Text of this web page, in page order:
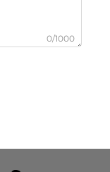
0/1000